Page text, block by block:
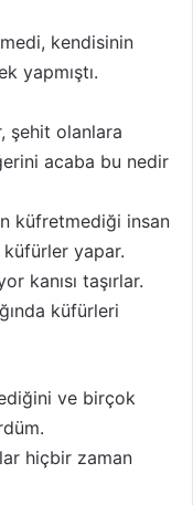
kendisinin
yapmıştı.
şehit olanlara
acaba bu nedir
küfretmediği insan
yapar.
kanısı taşırlar.
küfürleri
ve birçok
hiçbir zaman